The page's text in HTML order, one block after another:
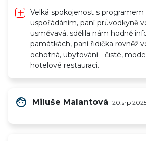
add Velká spokojenost s programem
uspořádáním, paní průvodkyně
usměvavá, sdělila nám hodně
památkách, paní řidička rovněž
ochotná, ubytování - čisté,
hotelové restauraci.
face Miluše Malantová 20.srp